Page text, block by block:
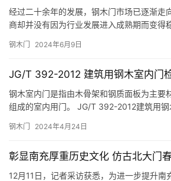
門。 鋼木裝甲…
经过二十余年的发展，钢木门市场已逐渐走
商却并没有因为行业发展进入成熟期而变得
需要承担极大的风险，不到万不得已，一般
去呢? 导致经销商“改嫁”的三大缘由 1、产品
钢木门 2024年6月9日
JG/T 392-2012 建筑用钢木室内门
钢木室内门是指由木骨架和钢质面板为主要
组成的室内用门。 JG/T 392-2012建筑用
量 JG/T 392 启闭性能 GB/T 9158 抗撞击
钢木门 2024年4月24日
彰显南充厚重历史文化 仿古北大门
12月11日，记者采访获悉，为进一步提升南